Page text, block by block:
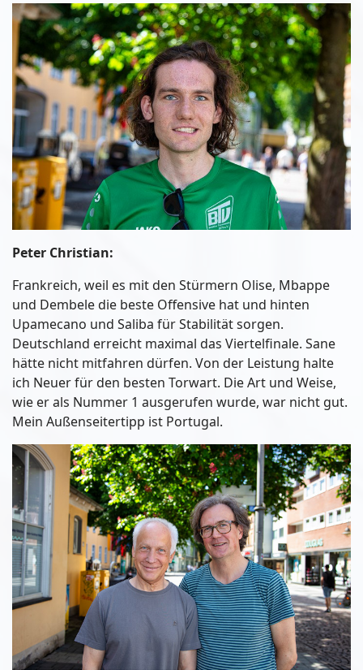
Peter Christian:
Frankreich, weil es mit den Stürmern Olise, Mbappe
und Dembele die beste Offensive hat und hinten
Upamecano und Saliba für Stabilität sorgen.
Deutschland erreicht maximal das Viertelfinale. Sane
hätte nicht mitfahren dürfen. Von der Leistung halte
ich Neuer für den besten Torwart. Die Art und Weise,
wie er als Nummer 1 ausgerufen wurde, war nicht gut.
Mein Außenseitertipp ist Portugal.